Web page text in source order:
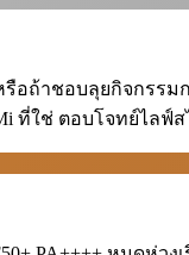
อถ้าชอบลุยกิจกรรม
ที่ใช่ ตอบโจทย์ไล